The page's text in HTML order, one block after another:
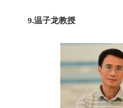
9.温子龙教授